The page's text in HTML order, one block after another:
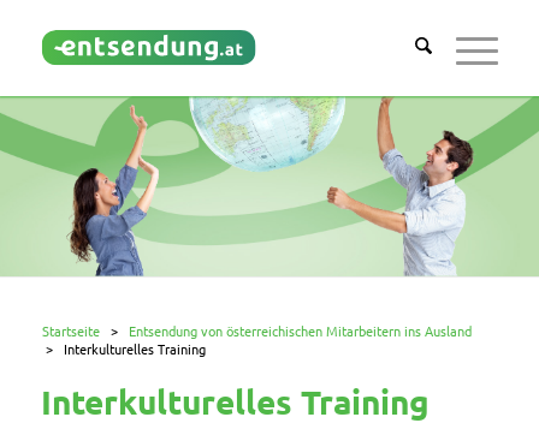
Startseite >
Entsendung von österreichischen Mitarbeitern ins Ausland
>
Interkulturelles Training
Interkulturelles Training